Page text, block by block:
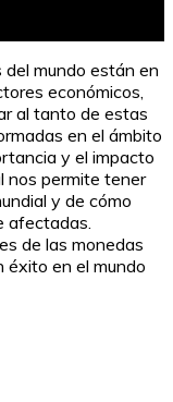
del mundo están en
económicos,
al tanto de estas
en el ámbito
y el impacto
nos permite tener
y de cómo
afectadas.
de las monedas
éxito en el mundo